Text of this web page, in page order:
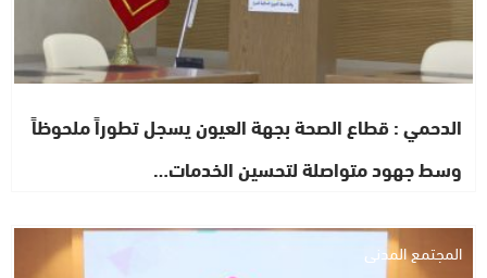
الدحمي : قطاع الصحة بجهة العيون يسجل تطوراً ملحوظاً
وسط جهود متواصلة لتحسين الخدمات…
المجتمع المدني